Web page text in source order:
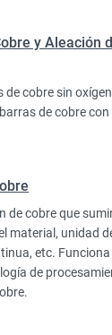
y Aleación
cobre sin
de cobre
de cobre que
material, unidad
etc.
de